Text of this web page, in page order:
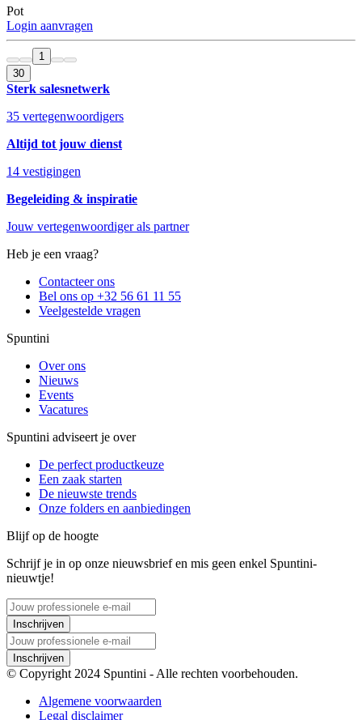
Pot
Login aanvragen
1
30
Sterk salesnetwerk
35 vertegenwoordigers
Altijd tot jouw dienst
14 vestigingen
Begeleiding & inspiratie
Jouw vertegenwoordiger als partner
Heb je een vraag?
Contacteer ons
Bel ons op +32 56 61 11 55
Veelgestelde vragen
Spuntini
Over ons
Nieuws
Events
Vacatures
Spuntini adviseert je over
De perfect productkeuze
Een zaak starten
De nieuwste trends
Onze folders en aanbiedingen
Blijf op de hoogte
Schrijf je in op onze nieuwsbrief en mis geen enkel Spuntini-
nieuwtje!
Inschrijven
Inschrijven
© Copyright 2024 Spuntini - Alle rechten voorbehouden.
Algemene voorwaarden
Legal disclaimer